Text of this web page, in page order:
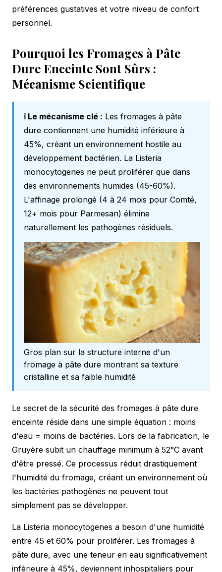
préférences gustatives et votre niveau de confort
personnel.
Pourquoi les Fromages à Pâte
Dure Enceinte Sont Sûrs :
Mécanisme Scientifique
ℹ️ Le mécanisme clé : Les fromages à pâte
dure contiennent une humidité inférieure à
45%, créant un environnement hostile au
développement bactérien. La Listeria
monocytogenes ne peut proliférer que dans
des environnements humides (45-60%).
L'affinage prolongé (4 à 24 mois pour Comté,
12+ mois pour Parmesan) élimine
naturellement les pathogènes résiduels.
Gros plan sur la structure interne d'un
fromage à pâte dure montrant sa texture
cristalline et sa faible humidité
Le secret de la sécurité des fromages à pâte dure
enceinte réside dans une simple équation : moins
d'eau = moins de bactéries. Lors de la fabrication, le
Gruyère subit un chauffage minimum à 52°C avant
d'être pressé. Ce processus réduit drastiquement
l'humidité du fromage, créant un environnement où
les bactéries pathogènes ne peuvent tout
simplement pas se développer.
La Listeria monocytogenes a besoin d'une humidité
entre 45 et 60% pour proliférer. Les fromages à
pâte dure, avec une teneur en eau significativement
inférieure à 45%, deviennent inhospitaliers pour